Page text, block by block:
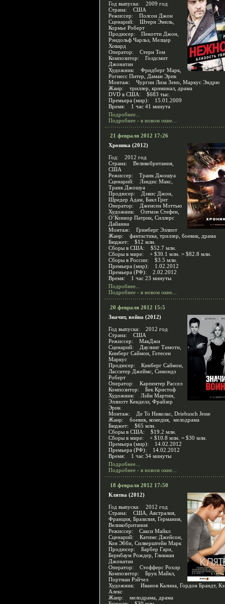
Год выпуска: 2009 год
Страна: США
Режиссер: Полсон Джон
Сценарий: Штерн Эмиль,
Кормье Роберт
Продюсер: Пенотти Джон,
Рэндольф Чарльз, Мелцер
Ховард
Оператор: Стерн Том
Композитор: Голдсмит
Джонатан
Художник: Фридберг Марк,
Рогнесс Питер, Даман Эрик
Монтаж: Чургин Лиза Зено, Маркус Эндрю
Жанр: триллер, криминал, драма
DVD в США: $683 тыс.
Премьера (мир): 15.01.2009
Время: 1 час 41 минута
Подробнее...
Подробнее - в новом окне...
21 февраля 2012 17:26
Хроника (2012)
Год: 2012 год
Страна: Великобритания,
США
Режиссер: Транк Джошуа
Сценарий: Лэндис Макс,
Транк Джошуа
Продюсер: Дэвис Джон,
Шредер Адам, Бакл Грег
Оператор: Дженсен Мэттью
Художник: Олтмэн Стефен,
О’Коннор Патрик, Силлерс
Дайанна
Монтаж: Гринберг Эллиот
Жанр: фантастика, триллер, боевик, драма
Бюджет: $12 млн.
Сборы в США: $52.7 млн.
Сборы в мире: + $30.1 млн. = $82.8 млн.
Сборы в России: $3.5 млн.
Премьера (мир): 1.02.2012
Премьера (РФ): 2.02.2012
Время: 1 час 23 минуты
Подробнее...
Подробнее - в новом окне...
20 февраля 2012 15:5
Значит, война (2012)
Год выпуска: 2012 год
Страна: США
Режиссер: МакДжи
Сценарий: Даулинг Тимоти,
Кинберг Саймон, Готесен
Маркус
Продюсер: Кинберг Саймон,
Ласситер Джеймс, Симондз
Роберт
Оператор: Карпентер Рассел
Композитор: Бек Кристоф
Художник: Лэйн Мартин,
Эллиотт Кенделл, Фрайзер
Эрик
Монтаж: Де То Николас, Driebusch Jesse
Жанр: боевик, комедия, мелодрама
Бюджет: $65 млн.
Сборы в США: $19.2 млн.
Сборы в мире: + $10.8 млн. = $30 млн.
Премьера (мир): 14.02.2012
Премьера (РФ): 14.02.2012
Время: 1 час 34 минуты
Подробнее...
Подробнее - в новом окне...
18 февраля 2012 17:50
Клятва (2012)
Год выпуска: 2012 год
Страна: США, Австралия,
Франция, Бразилия, Германия,
Великобритания
Режиссер: Сакси Майкл
Сценарий: Катимс Джейсон,
Кон Эбби, Силверштейн Марк
Продюсер: Барбер Гари,
Бернбаум Рождер, Гликман
Джонатан
Оператор: Стофферс Рохир
Композитор: Брук Майкл,
Портман Рэйчел
Художник: Иванов Калина, Гордон Брандт,
Алекс
Жанр: мелодрама, драма